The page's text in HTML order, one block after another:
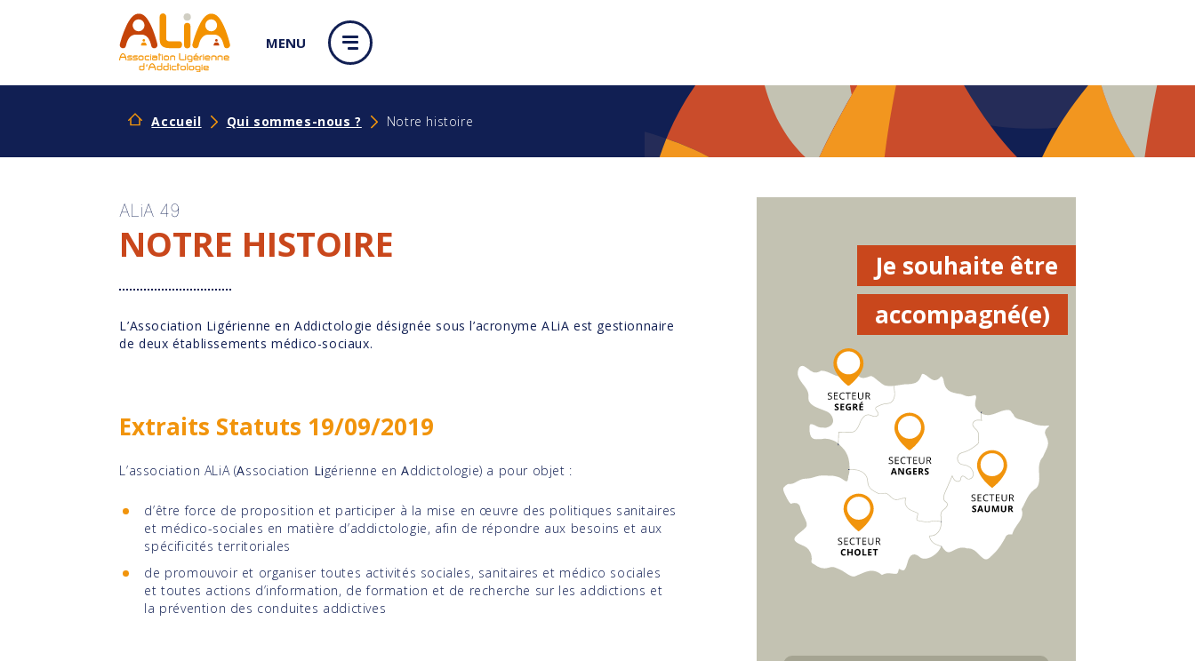
MENU
Accueil Qui sommes-nous ? Notre histoire
ALiA 49
NOTRE HISTOIRE
L’Association Ligérienne en Addictologie désignée sous l’acronyme ALiA est gestionnaire
de deux établissements médico-sociaux.
Extraits Statuts 19/09/2019
L’association ALiA (Association Ligérienne enAddictologie) a pour objet :
d’être force de proposition et participer à la mise en œuvre des politiques sanitaires
et médico-sociales en matière d’addictologie, afin de répondre aux besoins et aux
spécificités territoriales
de promouvoir et organiser toutes activités sociales, sanitaires et médico­ sociales
et toutes actions d’information, de formation et de recherche sur les addictions et
la prévention des conduites addictives
Je souhaite être
accompagné(e)
Panneau de gestion des cookies